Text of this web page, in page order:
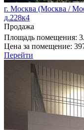
г. Москва (Москва /
д.228к4
Продажа
Площадь помещения:
Цена за помещение:
Перейти